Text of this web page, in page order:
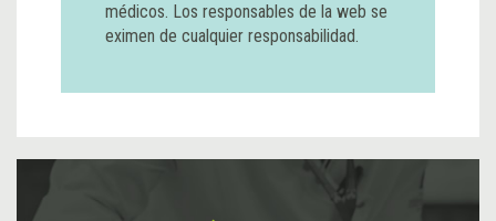
médicos. Los responsables de la web se
eximen de cualquier responsabilidad.